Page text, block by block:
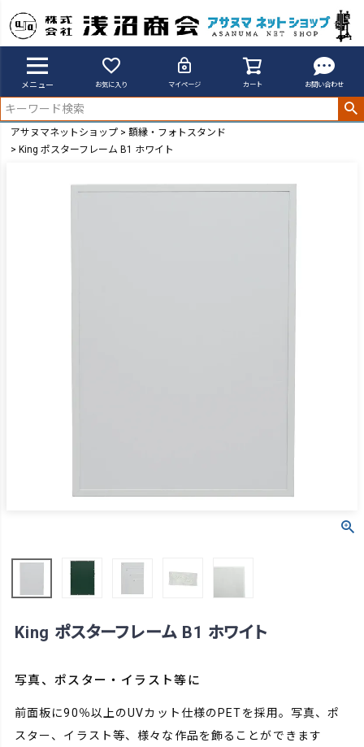
メニュー お気に入り マイページ カート お問い合わせ
アサヌマネットショップ
額縁・フォトスタンド
King ポスターフレーム B1 ホワイト
King ポスターフレーム B1 ホワイト
写真、ポスター・イラスト等に
前面板に90％以上のUVカット仕様のPETを採用。写真、ポ
スター、イラスト等、様々な作品を飾ることができます